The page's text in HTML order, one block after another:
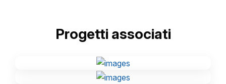
Progetti associati